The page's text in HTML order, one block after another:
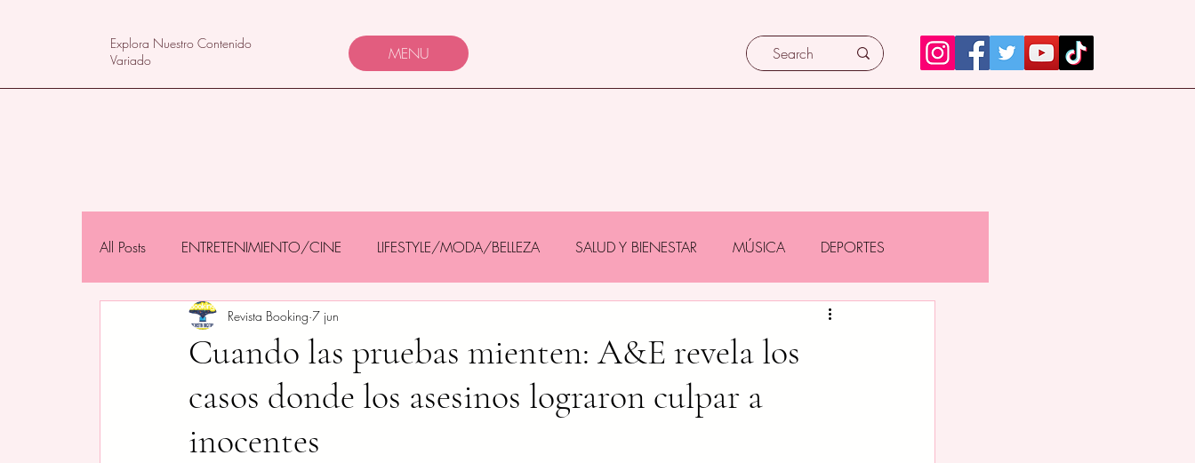
Explora Nuestro Contenido
Variado
MENU
All Posts ENTRETENIMIENTO/CINE LIFESTYLE/MODA/BELLEZA SALUD Y BIENESTAR MÚSICA DEPORTES
NEGOCIOS/TECNOLOGÍA
Cuando las pruebas mienten: A&E revela los
casos donde los asesinos lograron culpar a
inocentes
Revista Booking 7 jun